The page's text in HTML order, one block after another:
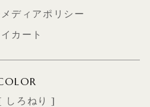
ディアポリシー
カート
しろねり ]